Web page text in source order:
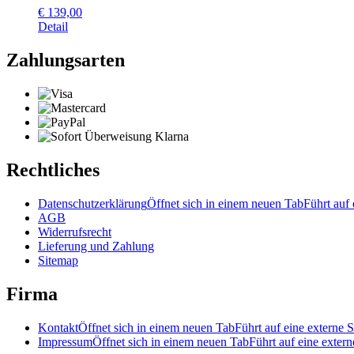
€ 139,00
Detail
Zahlungsarten
Rechtliches
DatenschutzerklärungÖffnet sich in einem neuen TabFührt auf
AGB
Widerrufsrecht
Lieferung und Zahlung
Sitemap
Firma
KontaktÖffnet sich in einem neuen TabFührt auf eine externe
ImpressumÖffnet sich in einem neuen TabFührt auf eine